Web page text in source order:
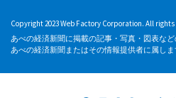
Copyright 2023 Web Factory Corporation. All rights
あべの経済新聞に掲載の記事・写真・図表な
あべの経済新聞またはその情報提供者に属しま